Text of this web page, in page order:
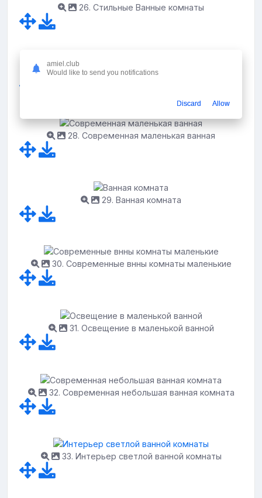
26. Стильные Ванные комнаты
27. Санузел 3 кв м
28. Современная маленькая ванная
29. Ванная комната
30. Современные внны комнаты маленькие
31. Освещение в маленькой ванной
32. Современная небольшая ванная комната
33. Интерьер светлой ванной комнаты
amiel.club
Would like to send you notifications
Discard Allow